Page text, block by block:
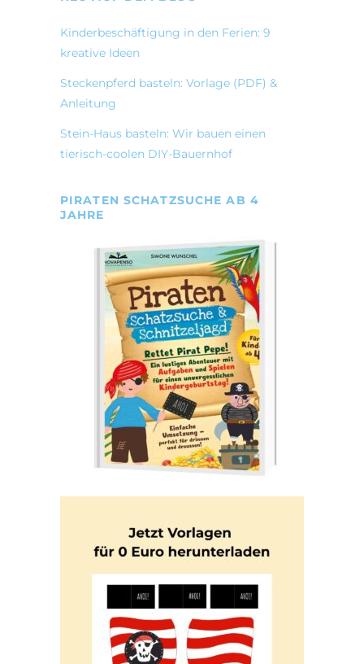
Kinderbeschäftigung in den Ferien: 9
kreative Ideen
Steckenpferd basteln: Vorlage (PDF) &
Anleitung
Stein-Haus basteln: Wir bauen einen
tierisch-coolen DIY-Bauernhof
PIRATEN SCHATZSUCHE AB 4
JAHRE